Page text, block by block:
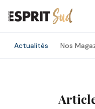
Actualités Nos